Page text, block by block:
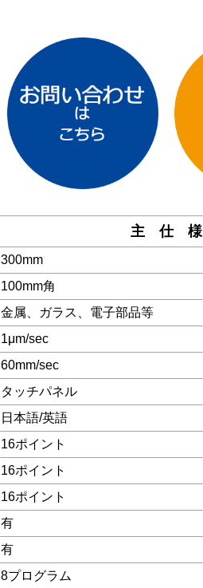
主 仕 様
300mm
100mm角
金属、ガラス、電子部品等
1μm/sec
60mm/sec
タッチパネル
日本語/英語
16ポイント
16ポイント
16ポイント
有
有
8プログラム